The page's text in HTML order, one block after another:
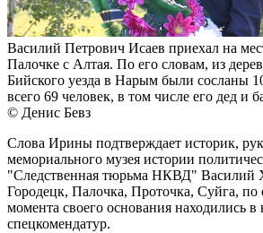
Василий Петрович Исаев приехал на
Палочке с Алтая. По его словам, из
Бийского уезда в Нарым были сосланы
всего 69 человек, в том числе его дед и
© Денис Бевз
Слова Ирины подтверждает историк,
мемориального музея истории
"Следственная тюрьма НКВД" Василий
Городецк, Палочка, Проточка, Суйга, по
момента своего основания находились в
спецкомендатур.